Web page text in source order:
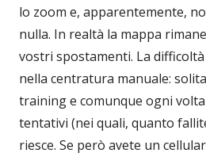
lo zoom e, apparentemente,
nulla. In realtà la mappa
vostri spostamenti. La
nella centratura manuale:
training e comunque ogni
tentativi (nei quali, quanto
riesce. Se però avete un